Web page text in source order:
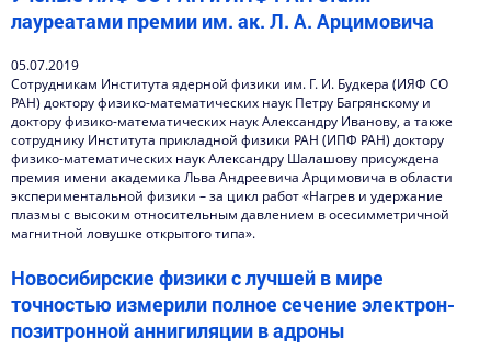
Новости
Наука в деталях
Видеоматериалы о нас
Интервью директора
Контакты
лауреатами премии им. ак. Л. А. Арцимовича
05.07.2019
Сотрудникам Института ядерной физики им. Г. И. Будкера (ИЯФ СО
РАН) доктору физико-математических наук Петру Багрянскому и
доктору физико-математических наук Александру Иванову, а также
сотруднику Института прикладной физики РАН (ИПФ РАН) доктору
физико-математических наук Александру Шалашову присуждена
премия имени академика Льва Андреевича Арцимовича в области
экспериментальной физики – за цикл работ «Нагрев и удержание
плазмы с высоким относительным давлением в осесимметричной
магнитной ловушке открытого типа».
Новосибирские физики с лучшей в мире
точностью измерили полное сечение электрон-
позитронной аннигиляции в адроны